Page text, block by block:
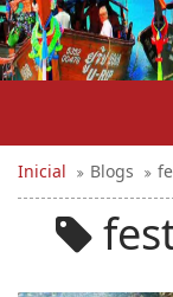
Inicial Blogs